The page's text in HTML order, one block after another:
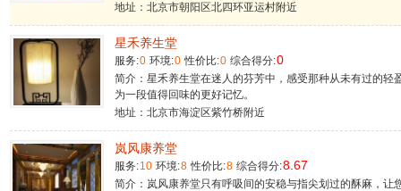
地址：北京市朝阳区北四环亚运村附近
星禾养生堂
服务:0 环境:0 性价比:0 综合得分:0
简介：星禾养生堂在迷人的芬芳中，感受那种从未有过的轻
为一段值得回味的更好记忆。
地址：北京市海淀区紫竹桥附近
岚风康养堂
服务:10 环境:8 性价比:8 综合得分:8.67
简介：岚风康养堂只有呼吸间的安稳与指尖划过的酥麻，让